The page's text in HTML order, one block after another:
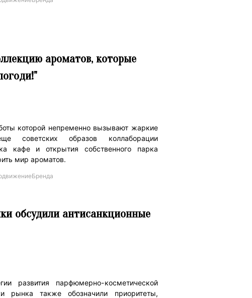
ароматов, которые
которой непременно вызывают жаркие
образов коллаборации
кафе и открытия собственного парка
мир ароматов.
обсудили антисанкционные
развития парфюмерно-косметической
рынка также обозначили приоритеты,